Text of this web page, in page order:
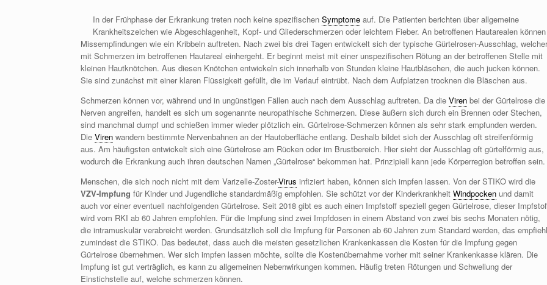
In der Frühphase der Erkrankung treten noch keine spezifischen Symptomeauf. Die Patienten berichten über allgemeine
Krankheitszeichen wie Abgeschlagenheit, Kopf- und Gliederschmerzen oder leichtem Fieber. An betroffenen Hautarealen können
Missempfindungen wie ein Kribbeln auftreten. Nach zwei bis drei Tagen entwickelt sich der typische Gürtelrosen-Ausschlag, welcher
mit Schmerzen im betroffenen Hautareal einhergeht. Er beginnt meist mit einer unspezifischen Rötung an der betroffenen Stelle mit
kleinen Hautknötchen. Aus diesen Knötchen entwickeln sich innerhalb von Stunden kleine Hautbläschen, die auch jucken können.
Sie sind zunächst mit einer klaren Flüssigkeit gefüllt, die im Verlauf eintrübt. Nach dem Aufplatzen trocknen die Bläschen aus.
Schmerzen können vor, während und in ungünstigen Fällen auch nach dem Ausschlag auftreten. Da die Viren bei der Gürtelrose die
Nerven angreifen, handelt es sich um sogenannte neuropathische Schmerzen. Diese äußern sich durch ein Brennen oder Stechen,
sind manchmal dumpf und schießen immer wieder plötzlich ein. Gürtelrose-Schmerzen können als sehr stark empfunden werden.
Die Viren wandern bestimmte Nervenbahnen an der Hautoberfläche entlang. Deshalb bildet sich der Ausschlag oft streifenförmig
aus. Am häufigsten entwickelt sich eine Gürtelrose am Rücken oder im Brustbereich. Hier sieht der Ausschlag oft gürtelförmig aus,
wodurch die Erkrankung auch ihren deutschen Namen „Gürtelrose“ bekommen hat. Prinzipiell kann jede Körperregion betroffen sein.
Menschen, die sich noch nicht mit dem Varizelle-Zoster-Virus infiziert haben, können sich impfen lassen. Von der STIKO wird die
VZV-Impfung für Kinder und Jugendliche standardmäßig empfohlen. Sie schützt vor der Kinderkrankheit Windpocken und damit
auch vor einer eventuell nachfolgenden Gürtelrose. Seit 2018 gibt es auch einen Impfstoff speziell gegen Gürtelrose, dieser
wird vom RKI ab 60 Jahren empfohlen. Für die Impfung sind zwei Impfdosen in einem Abstand von zwei bis sechs Monaten nötig,
die intramuskulär verabreicht werden. Grundsätzlich soll die Impfung für Personen ab 60 Jahren zum Standard werden, das
zumindest die STIKO. Das bedeutet, dass auch die meisten gesetzlichen Krankenkassen die Kosten für die Impfung gegen
Gürtelrose übernehmen. Wer sich impfen lassen möchte, sollte die Kostenübernahme vorher mit seiner Krankenkasse klären. Die
Impfung ist gut verträglich, es kann zu allgemeinen Nebenwirkungen kommen. Häufig treten Rötungen und Schwellung der
Einstichstelle auf, welche schmerzen können.